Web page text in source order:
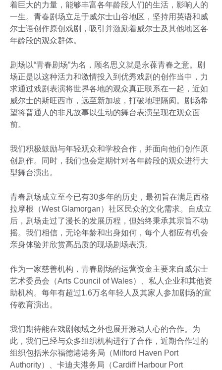
着巨大的力量，能够丰富各年龄段人们的生活，影响人的
一生。青春剧场立足于威尔士山谷地区，坚持用英语和威
尔士语创作原创戏剧，吸引并激励着威尔士及其他地区各
年龄段的观众群体。
剧场以“青春剧场”为名，顾名思义就是永葆青春之意。剧
场正是以这种活力和激情投入到优秀戏剧的创作当中，力
求通过戏剧表演将世界各地的观众真正联系在一起，近如
威尔士的斯旺西市，远至新加坡，打破地理隔阂。剧场希
望将普通人的非凡故事以生动的舞台表演呈现在观众面
前。
我们积极鼓励与年轻观众和学校合作，并面向他们创作原
创剧作。同时，我们也会定期针对各年龄段的观众进行大
型舞台演出。
青春剧场成立至今已有30多年的历史，最初旨在满足西格
拉摩根（West Glamorgan）社区民众的文化需求。自成立
后，剧场走过了漫长的发展历程，但始终秉承其宗旨不动
摇。我们相信，无论年龄和出身如何，每个人都应有机会
亲身体验并欣赏高品质的现场剧场表演。
作为一家慈善机构，青春剧场的运营资金主要来自威尔士
艺术委员会（Arts Council of Wales）、私人企业和其他资
助机构。每年有超过1.6万名年轻人及其家人参加剧场的宣
传教育演出。
我们期待能在戏剧领域之外也展开激动人心的合作。为
此，我们已经与众多组织机构进行了合作，近期合作过的
组织包括米尔福德港港务局（Milford Haven Port
Authority）、卡迪夫港务局（Cardiff Harbour Port